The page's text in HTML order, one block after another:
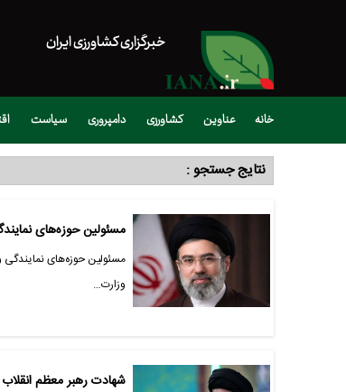
خبرگزاری کشاورزی ایران
خانه عناوین کشاورزی دامپروری سیاست
نتایج جستجو :
مسئولین حوزه‌های
مسئولین حوزه‌های
وزارت…
شهادت رهبر معظم